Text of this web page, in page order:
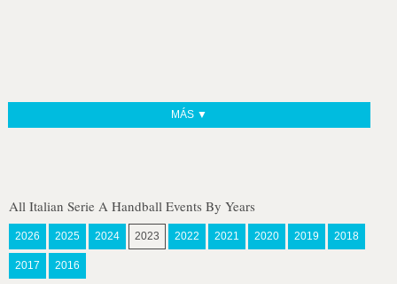
MÁS ▼
All Italian Serie A Handball Events By Years
2026 2025 2024 2023 2022 2021 2020 2019 2018
2017 2016